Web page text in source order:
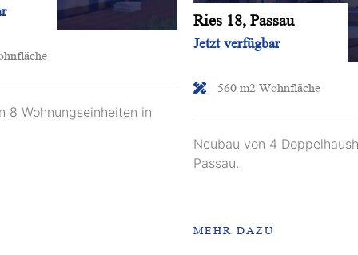
8 Wohnungseinheiten in
Ries 18, Passau
Jetzt verfügbar
560 m2 Wohnfläche
Neubau von 4
Passau.
MEHR DAZU